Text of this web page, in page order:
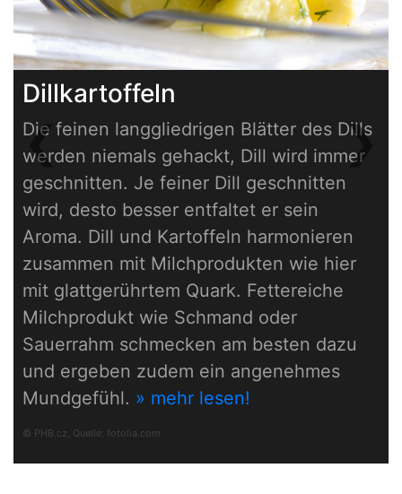
Dillkartoffeln
Die feinen langgliedrigen Blätter des Dills
werden niemals gehackt, Dill wird immer
geschnitten. Je feiner Dill geschnitten
wird, desto besser entfaltet er sein
Aroma. Dill und Kartoffeln harmonieren
zusammen mit Milchprodukten wie hier
mit glattgerührtem Quark. Fettereiche
Milchprodukt wie Schmand oder
Sauerrahm schmecken am besten dazu
und ergeben zudem ein angenehmes
Mundgefühl. » mehr lesen!
© PHB.cz, Quelle: fotolia.com
❮Previous ❯Next